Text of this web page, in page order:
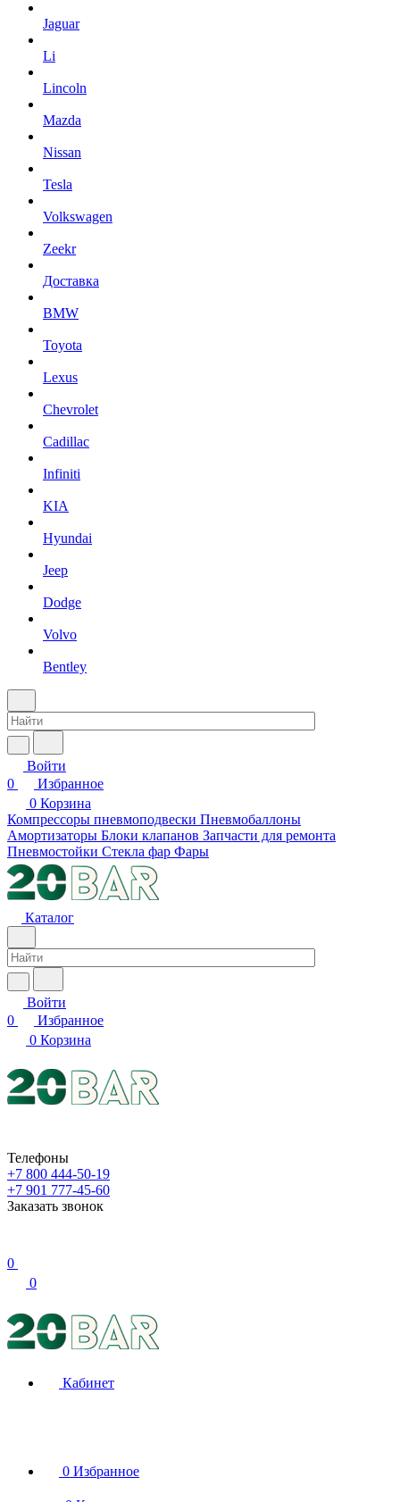
Jaguar
Li
Lincoln
Mazda
Nissan
Tesla
Volkswagen
Zeekr
Доставка
BMW
Toyota
Lexus
Chevrolet
Cadillac
Infiniti
KIA
Hyundai
Jeep
Dodge
Volvo
Bentley
Войти
0
Избранное
0 Корзина
Компрессоры пневмоподвески Пневмобаллоны
Амортизаторы Блоки клапанов Запчасти для ремонта
Пневмостойки Стекла фар Фары
Каталог
Войти
0
Избранное
0 Корзина
Телефоны
+7 800 444-50-19
+7 901 777-45-60
Заказать звонок
0
0
Кабинет
0 Избранное